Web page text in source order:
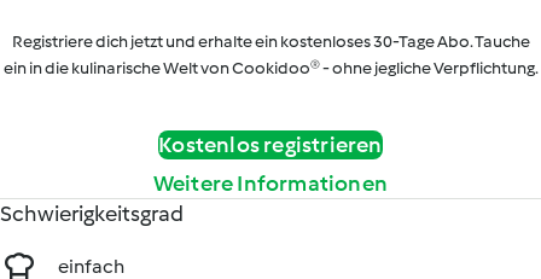
Registriere dich jetzt und erhalte ein kostenloses 30-Tage Abo. Tauche
ein in die kulinarische Welt von Cookidoo® - ohne jegliche Verpflichtung.
Kostenlos registrieren
Weitere Informationen
Schwierigkeitsgrad
einfach